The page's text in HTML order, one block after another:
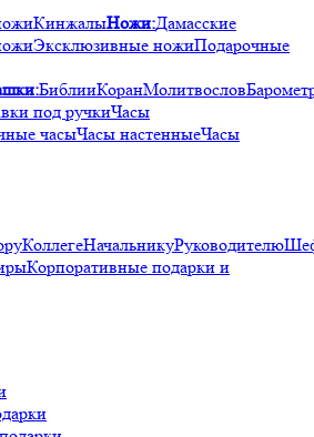
КинжалыНожи:Дамасские
Эксклюзивные ножиПодарочные
БиблииКоранМолитвослов
под ручкиЧасы
часыЧасы настенныеЧасы
КоллегеНачальникуРуководителю
Корпоративные подарки и